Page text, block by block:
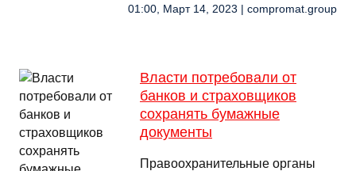
01:00, Март 14, 2023 | compromat.group
Власти потребовали от
банков и страховщиков
сохранять бумажные
документы
Правоохранительные органы